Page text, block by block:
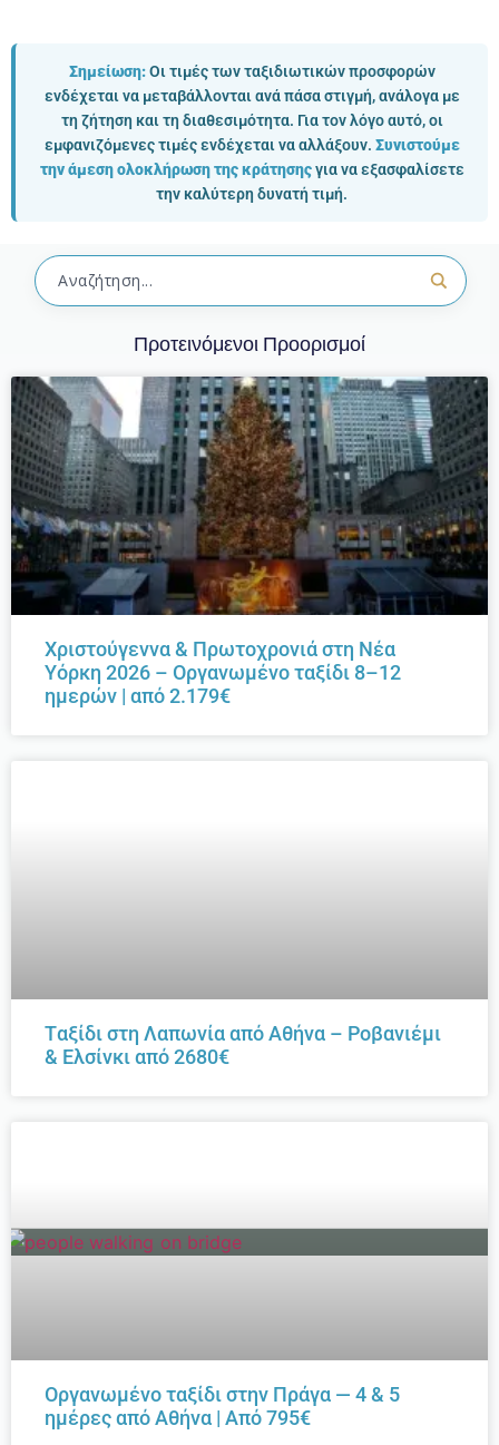
Σημείωση:Οι τιμές των ταξιδιωτικών προσφορών
ενδέχεται να μεταβάλλονται ανά πάσα στιγμή, ανάλογα με
τη ζήτηση και τη διαθεσιμότητα. Για τον λόγο αυτό, οι
εμφανιζόμενες τιμές ενδέχεται να αλλάξουν. Συνιστούμε
την άμεση ολοκλήρωση της κράτησηςγια να εξασφαλίσετε
την καλύτερη δυνατή τιμή.
Προτεινόμενοι Προορισμοί
Χριστούγεννα & Πρωτοχρονιά στη Νέα
Υόρκη 2026 – Οργανωμένο ταξίδι 8–12
ημερών | από 2.179€
Tαξίδι στη Λαπωνία από Αθήνα – Ροβανιέμι
& Ελσίνκι από 2680€
Οργανωμένο ταξίδι στην Πράγα — 4 & 5
ημέρες από Αθήνα | Από 795€